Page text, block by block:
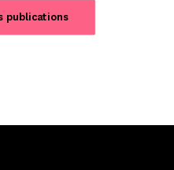
publications